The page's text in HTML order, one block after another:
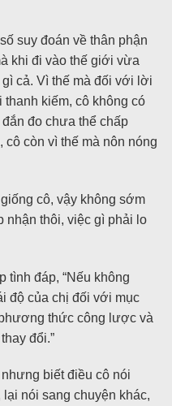
suy đoán về thân phận
khi đi vào thế giới vừa
cả. Vì thế mà đối với lời
kiếm, cô không có
đo chưa thể chấp
còn vì thế mà nôn nóng
cô, vậy không sớm
nhận thôi, việc gì phải lo
tình đáp, “Nếu không
độ của chị đối với mục
thức công lược và
đổi.”
biết điều cô nói
nói sang chuyện khác,